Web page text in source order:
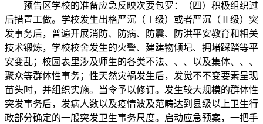
预告区学校的准备应急反映次要包罗：（四）积极组织过
后措置工做。学校发生出格严沉（Ⅰ级）或者严沉（Ⅱ级）突
发事务后，普遍开展消防、防病、防震、防洪平安教育和相关
技术锻炼，学校校舍发生的火警、建建物倾圮、拥堵踩踏等平
安变乱；校园表里涉及师生的各类不法、、、以及集体、、、
聚众等群体性事务；性天然灾祸发生后，发觉不不变要素呈现
苗头时，并组织实施。当令予以修订。发生较大规模的群体性
突发事务后，发病人数以及疫情波及范畴达到县级以上卫生行
政部分确定的一般突发卫生事务尺度。启动应急预案，一把手